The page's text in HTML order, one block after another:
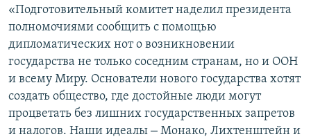
«Подготовительный комитет наделил президента
полномочиями сообщить с помощью
дипломатических нот о возникновении
государства не только соседним странам, но и ООН
и всему Миру. Основатели нового государства хотят
создать общество, где достойные люди могут
процветать без лишних государственных запретов
и налогов. Наши идеалы – Монако, Лихтенштейн и